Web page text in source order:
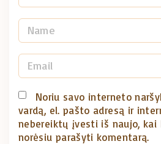
a
m
e
*
m
a
i
l
Noriu savo interneto
vardą, el. pašto adresą ir
nebereiktų įvesti iš naujo,
norėsiu parašyti komentarą.